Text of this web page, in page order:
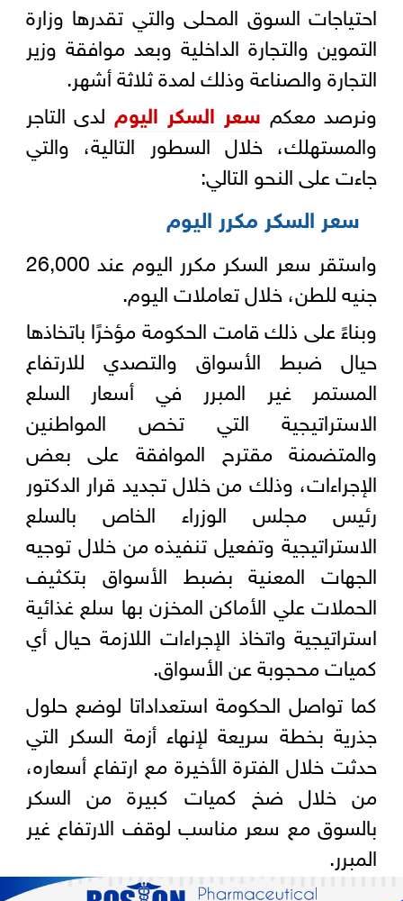
احتياجات السوق المحلى والتي تقدرها وزارة
التموين والتجارة الداخلية وبعد موافقة وزير
التجارة والصناعة وذلك لمدة ثلاثة أشهر.
ونرصد معكم سعر السكر اليوم لدى التاجر
والمستهلك، خلال السطور التالية، والتي
جاءت على النحو التالي:
سعر السكر مكرر اليوم
واستقر سعر السكر مكرر اليوم عند 26,000
جنيه للطن، خلال تعاملات اليوم.
وبناءً على ذلك قامت الحكومة مؤخرًا باتخاذها
حيال ضبط الأسواق والتصدي للارتفاع
المستمر غير المبرر في أسعار السلع
الاستراتيجية التي تخص المواطنين
والمتضمنة مقترح الموافقة على بعض
الإجراءات، وذلك من خلال تجديد قرار الدكتور
رئيس مجلس الوزراء الخاص بالسلع
الاستراتيجية وتفعيل تنفيذه من خلال توجيه
الجهات المعنية بضبط الأسواق بتكثيف
الحملات علي الأماكن المخزن بها سلع غذائية
استراتيجية واتخاذ الإجراءات اللازمة حيال أي
كميات محجوبة عن الأسواق.
كما تواصل الحكومة استعداداتا لوضع حلول
جذرية بخطة سريعة لإنهاء أزمة السكر التي
حدثت خلال الفترة الأخيرة مع ارتفاع أسعاره،
من خلال ضخ كميات كبيرة من السكر
بالسوق مع سعر مناسب لوقف الارتفاع غير
المبرر.